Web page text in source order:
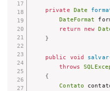
private Date
DateFormat
return
new
}
public void salvar
throws
{
Contato